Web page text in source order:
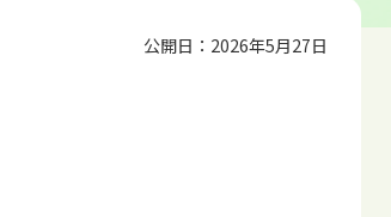
公開日：2026年5月27日